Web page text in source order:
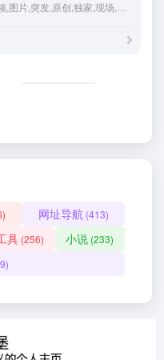
网址导航 (413)
具(256) 小说 (233)